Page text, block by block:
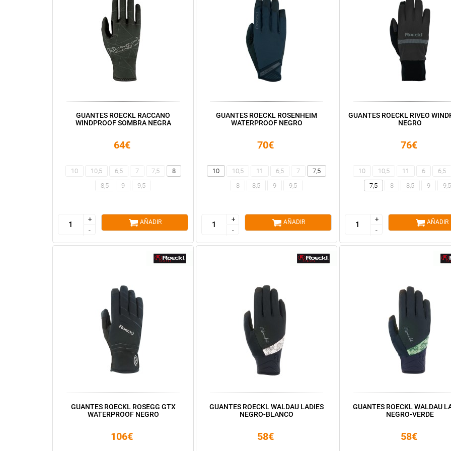
GUANTES ROECKL RACCANO
WINDPROOF SOMBRA NEGRA
64€
10 10,5 6,5 7 7,5
8
8,5
9 9,5
+
-
+
-
AÑADIR
GUANTES ROECKL ROSENHEIM
WATERPROOF NEGRO
70€
10 10,5 11 6,5 7
7,5
8
8,5 9 9,5
+
-
+
-
AÑADIR
GUANTES ROECKL RIVEO
NEGRO
76€
10 10,5 11 6 6,5
7,5
8 8,5 9 9,5
+
-
+
-
AÑADIR
GUANTES ROECKL ROSEGG GTX
WATERPROOF NEGRO
106€
GUANTES ROECKL WALDAU LADIES
NEGRO-BLANCO
58€
GUANTES ROECKL WALDAU
NEGRO-VERDE
58€